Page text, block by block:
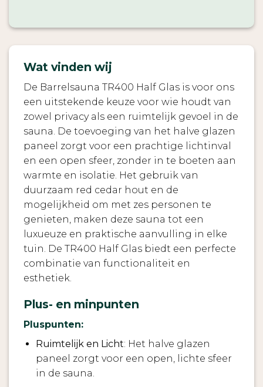
Wat vinden wij
De Barrelsauna TR400 Half Glas is voor ons
een uitstekende keuze voor wie houdt van
zowel privacy als een ruimtelijk gevoel in de
sauna. De toevoeging van het halve glazen
paneel zorgt voor een prachtige lichtinval
en een open sfeer, zonder in te boeten aan
warmte en isolatie. Het gebruik van
duurzaam red cedar hout en de
mogelijkheid om met zes personen te
genieten, maken deze sauna tot een
luxueuze en praktische aanvulling in elke
tuin. De TR400 Half Glas biedt een perfecte
combinatie van functionaliteit en
esthetiek.
Plus- en minpunten
Pluspunten:
Ruimtelijk en Licht: Het halve glazen
paneel zorgt voor een open, lichte sfeer
in de sauna.